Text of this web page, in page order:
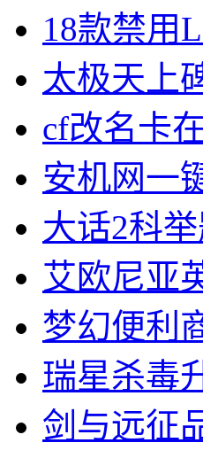
18款禁用
太极天上
cf改名卡
安机网一
大话2科
艾欧尼亚
梦幻便利
瑞星杀毒
剑与远征